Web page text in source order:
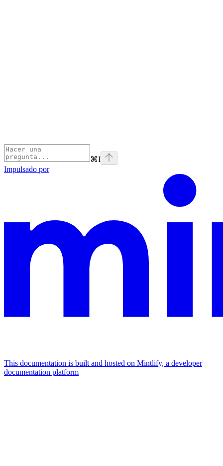
⌘I
Impulsado por
This documentation is built and hosted on Mintlify, a developer
documentation platform